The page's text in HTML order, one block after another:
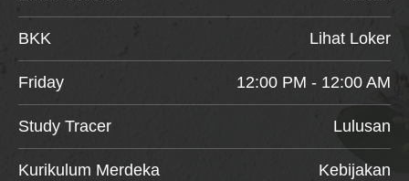
BKK Lihat Loker
Friday 12:00 PM - 12:00 AM
Study Tracer Lulusan
Kurikulum Merdeka Kebijakan